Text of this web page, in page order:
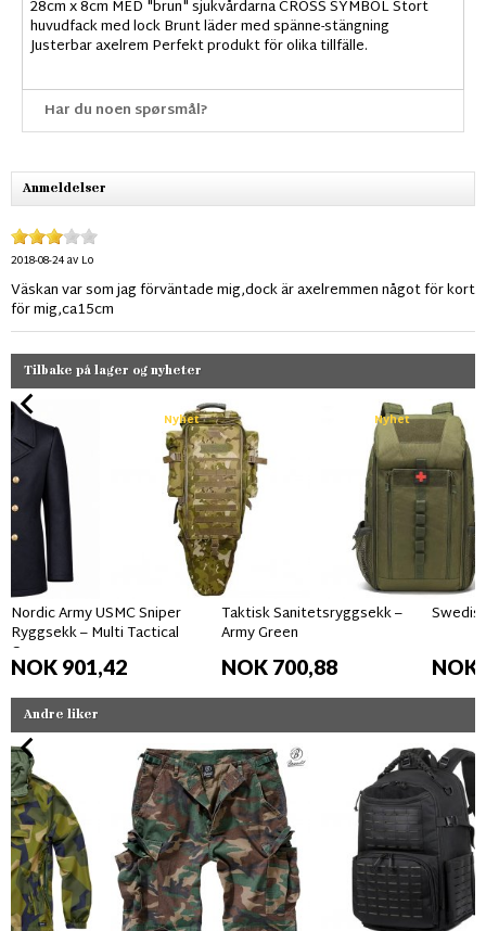
28cm x 8cm MED "brun" sjukvårdarna CROSS SYMBOL Stort
huvudfack med lock Brunt läder med spänne-stängning
Justerbar axelrem Perfekt produkt för olika tillfälle.
Har du noen spørsmål?
Anmeldelser
2018-08-24av Lo
Väskan var som jag förväntade mig,dock är axelremmen något för kort
för mig,ca15cm
Tilbake på lager og nyheter
Nyhet
Nordic Army USMC Sniper
Ryggsekk – Multi Tactical
Camo
NOK 901,42
Nyhet
Taktisk Sanitetsryggsekk –
Army Green
NOK 700,88 NOK
Andre liker